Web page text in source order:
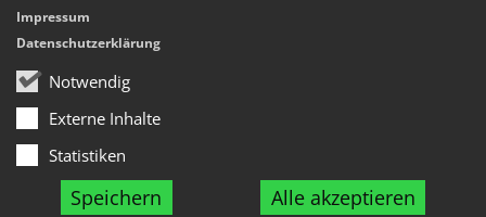
Notwendig
Externe Inhalte
Statistiken
Speichern Alle akzeptieren
Impressum
Datenschutzerklärung